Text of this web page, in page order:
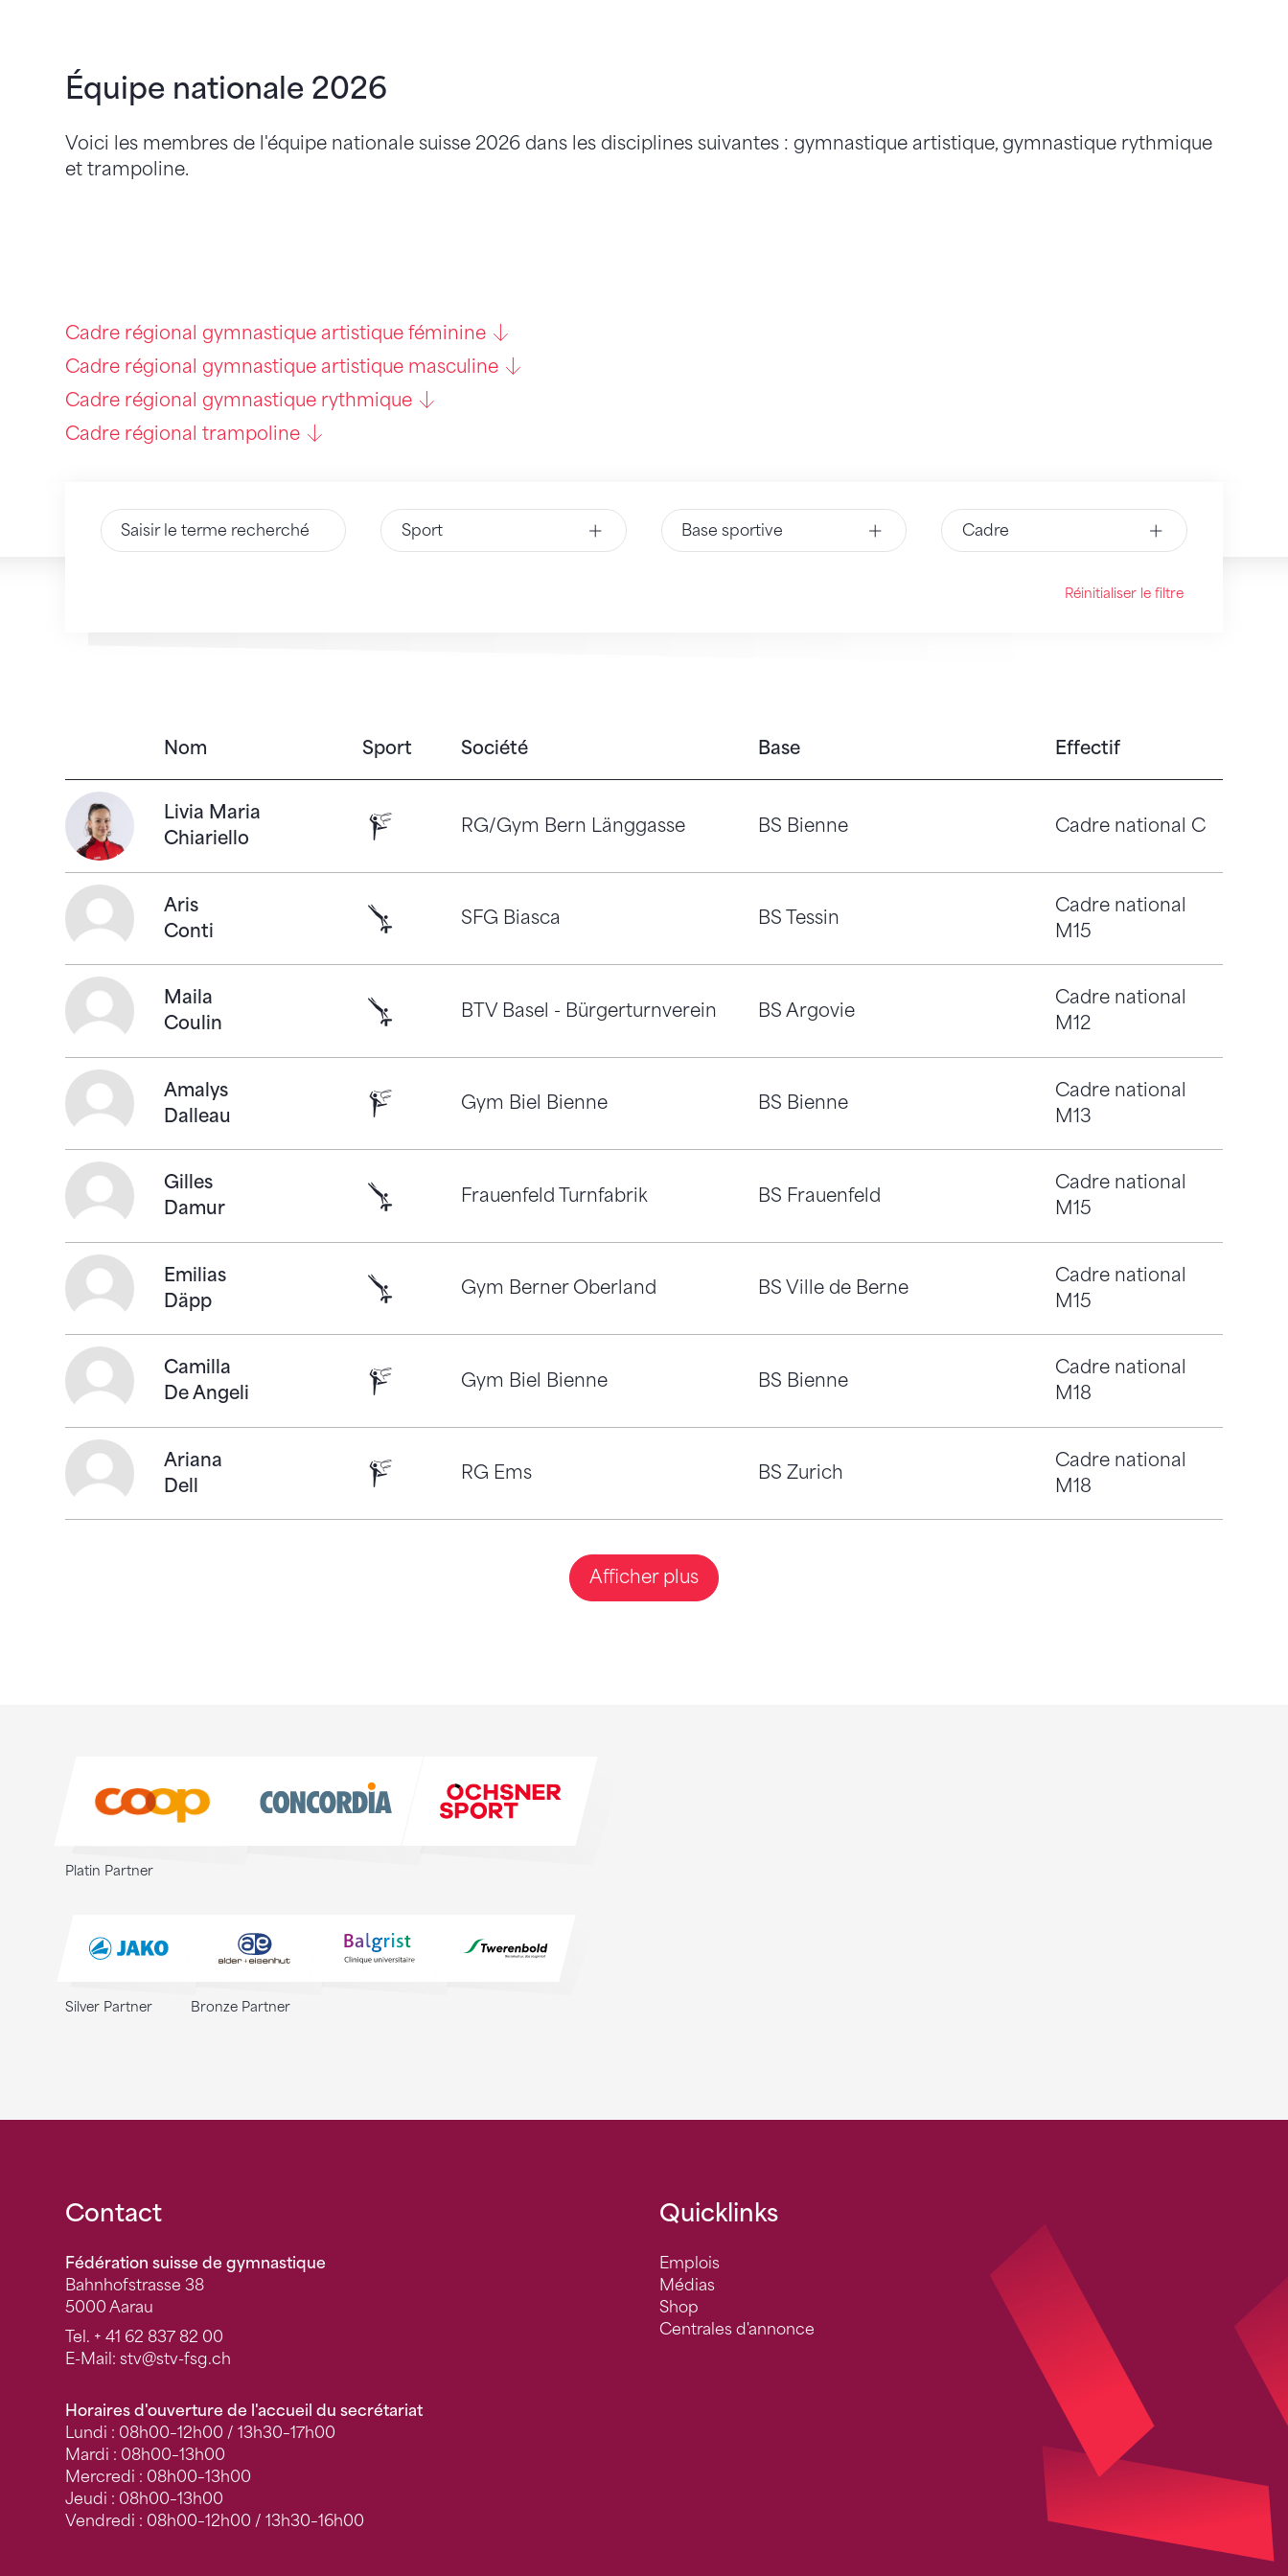
Équipe nationale 2026
Voici les membres de l'équipe nationale suisse 2026 dans les disciplines suivantes : gymnastique artistique, gymnastique rythmique
et trampoline.
Cadre régional gymnastique artistique féminine
Cadre régional gymnastique artistique masculine
Cadre régional gymnastique rythmique
Cadre régional trampoline
Saisir du texte Sport Base sportive Cadre
Réinitialiser le filtre
Nom Sport Société Base Effectif
Résultats
Livia Maria
Chiariello
RG/Gym Bern Länggasse BS Bienne Cadre national C
Gymnastique rythmique
En savoir plus
Aris
Conti
SFG Biasca BS Tessin
Cadre national
M15
Gymnastique artistique
En savoir plus
Maila
Coulin
BTV Basel - Bürgerturnverein BS Argovie
Cadre national
M12
Gymnastique artistique
En savoir plus
Amalys
Dalleau
Gym Biel Bienne BS Bienne
Cadre national
M13
Gymnastique rythmique
En savoir plus
Gilles
Damur
Frauenfeld Turnfabrik BS Frauenfeld
Cadre national
M15
Gymnastique artistique
En savoir plus
Emilias
Däpp
Gym Berner Oberland BS Ville de Berne
Cadre national
M15
Gymnastique artistique
En savoir plus
Camilla
De Angeli
Gym Biel Bienne BS Bienne
Cadre national
M18
Gymnastique rythmique
En savoir plus
Ariana
Dell
RG Ems BS Zurich
Cadre national
M18
Gymnastique rythmique
En savoir plus
Afficher plus
Platin Partner
Silver Partner Bronze Partner
Fusszeile
Contact
Fédération suisse de gymnastique
Bahnhofstrasse 38
5000 Aarau
Tel. + 41 62 837 82 00
E-Mail: stv@stv-fsg.ch
Horaires d'ouverture de l'accueil du secrétariat
Lundi : 08h00–12h00 / 13h30–17h00
Mardi : 08h00–13h00
Mercredi : 08h00–13h00
Jeudi : 08h00–13h00
Vendredi : 08h00–12h00 / 13h30–16h00
Quicklinks
Emplois
Médias
Shop
Centrales d'annonce